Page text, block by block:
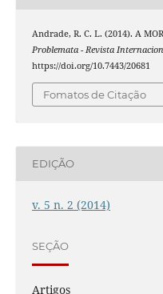
Andrade, R. C. L. (2014). A
Problemata - Revista
https://doi.org/10.7443/20681
Fomatos de Citação
EDIÇÃO
v. 5 n. 2 (2014)
SEÇÃO
Artigos